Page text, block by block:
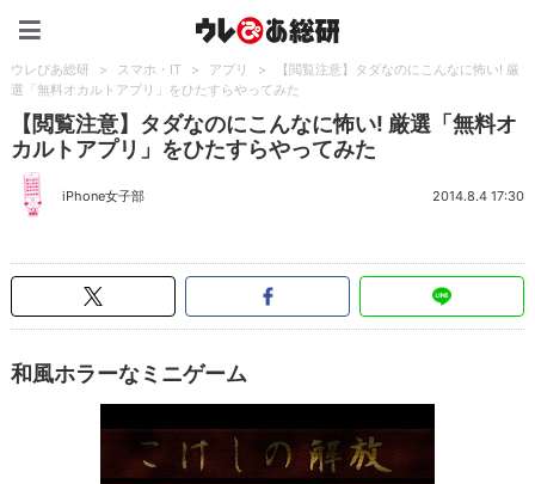
ウレぴあ総研 > スマホ・IT > アプリ >
【閲覧注意】タダなのにこんなに怖い! 厳
選「無料オカルトアプリ」をひたすらやってみた
【閲覧注意】タダなのにこんなに怖い! 厳選「無料オ
カルトアプリ」をひたすらやってみた
iPhone女子部 2014.8.4 17:30
和風ホラーなミニゲーム